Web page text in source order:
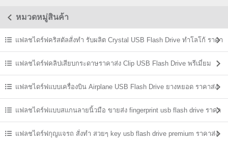
หมวดหมู่สินค้า
แฟลชไดร์ฟคริสตัลสั่งทำ รับผลิต Crystal USB Flash Drive ทำโลโก้ ราคา
ส่ง แฟลชไดร์ฟคลิปเสียบกระดาษราคาส่ง Clip USB Flash Drive พรีเมี่ยม
ราคาถูกแฟลชไดร์ฟแบบเครื่องบิน Airplane USB Flash Drive ยางหยอด ราคาส่ง
แฟลชไดร์ฟแบบสแกนลายนิ้วมือ ขายส่ง fingerprint usb flash drive ราคา
ถูก แฟลชไดร์ฟกุญแจรถ สั่งทำ สวยๆ key usb flash drive premium ราคาส่ง